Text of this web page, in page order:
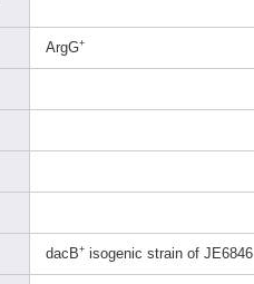
ArgG+
dacB+ isogenic strain of JE6846